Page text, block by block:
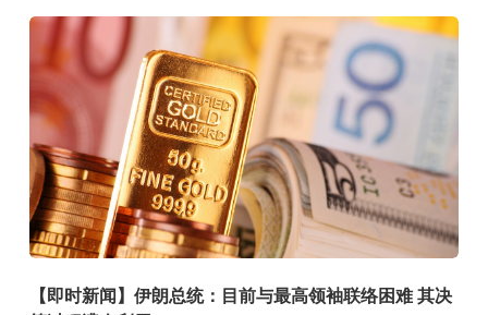
【即时新闻】伊朗总统：目前与最高领袖联络困难 其决